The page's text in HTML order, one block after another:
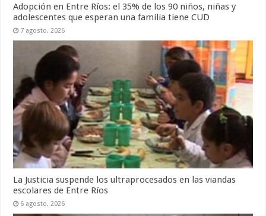
Adopción en Entre Ríos: el 35% de los 90 niños, niñas y
adolescentes que esperan una familia tiene CUD
7 agosto, 2026
La Justicia suspende los ultraprocesados en las viandas
escolares de Entre Ríos
6 agosto, 2026